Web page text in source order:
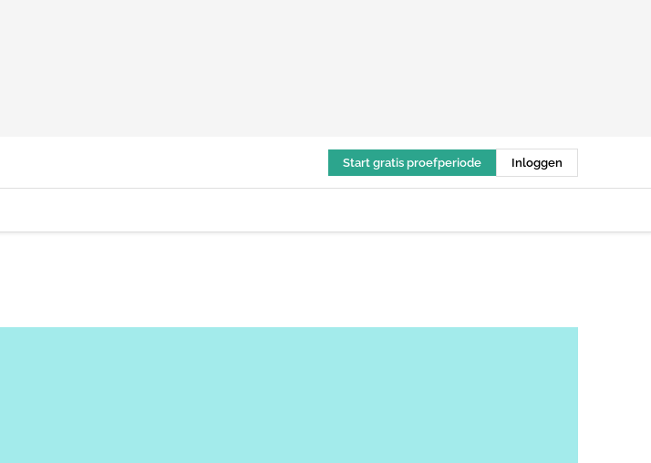
Start gratis proefperiode Inloggen